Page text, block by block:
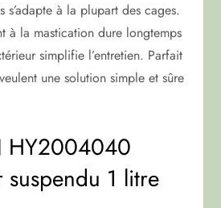
s’adapte à la plupart des cages.
à la mastication dure longtemps
simplifie l’entretien. Parfait
une solution simple et sûre
HY2004040
1 litre